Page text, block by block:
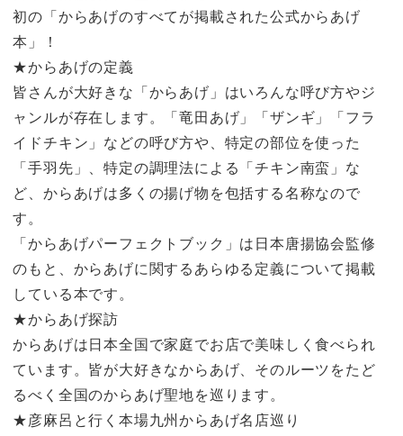
初の「からあげのすべてが掲載された公式からあげ
本」！
★からあげの定義
皆さんが大好きな「からあげ」はいろんな呼び方やジ
ャンルが存在します。「竜田あげ」「ザンギ」「フラ
イドチキン」などの呼び方や、特定の部位を使った
「手羽先」、特定の調理法による「チキン南蛮」な
ど、からあげは多くの揚げ物を包括する名称なので
す。
「からあげパーフェクトブック」は日本唐揚協会監修
のもと、からあげに関するあらゆる定義について掲載
している本です。
★からあげ探訪
からあげは日本全国で家庭でお店で美味しく食べられ
ています。皆が大好きなからあげ、そのルーツをたど
るべく全国のからあげ聖地を巡ります。
★彦麻呂と行く本場九州からあげ名店巡り